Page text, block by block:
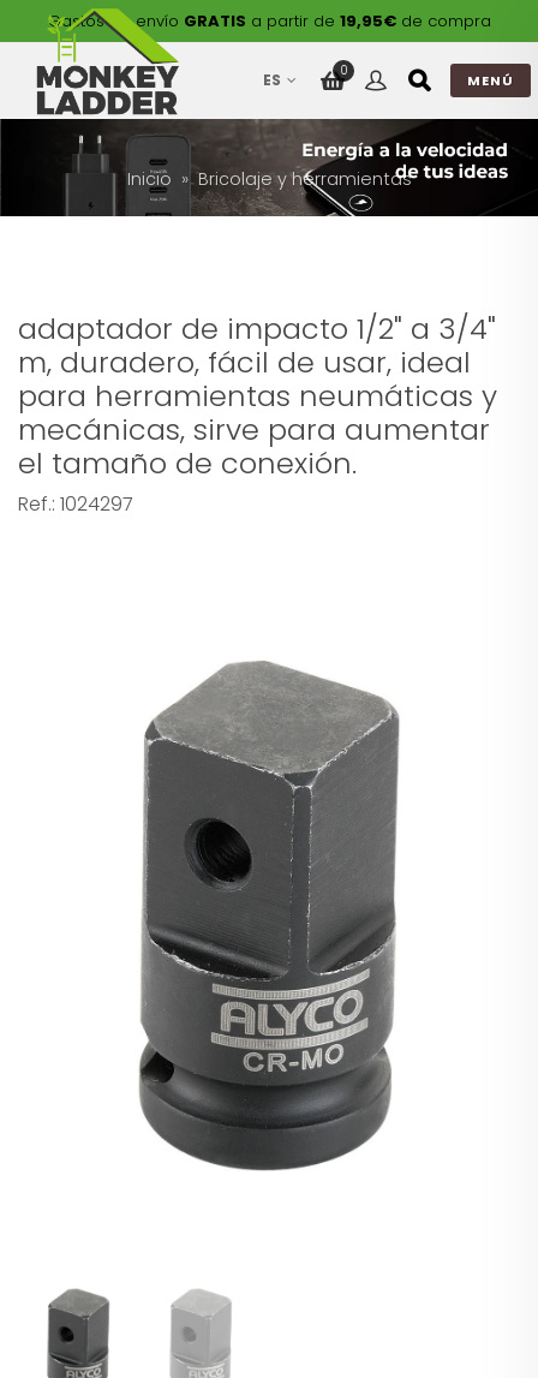
Gastos de envío GRATIS a partir de 19,95€de compra
ES 0
MENÚ
Inicio Bricolaje y herramientas
adaptador de impacto 1/2" a 3/4"
m, duradero, fácil de usar, ideal
para herramientas neumáticas y
mecánicas, sirve para aumentar
el tamaño de conexión.
Ref.: 1024297